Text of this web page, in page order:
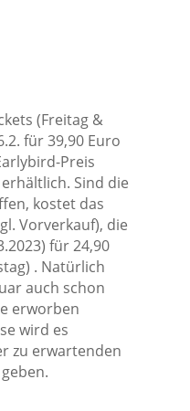
(Freitag &
für 39,90 Euro
Preis
Sind die
kostet das
Vorverkauf), die
für 24,90
. Natürlich
auch schon
erworben
wird es
zu erwartenden